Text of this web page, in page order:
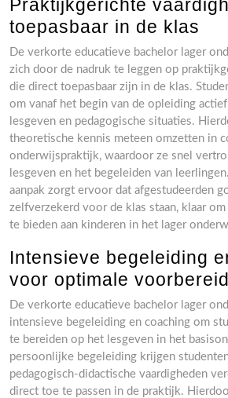
Praktijkgerichte
toepasbaar in de klas
De verkorte educatieve bachelor lager
zich door de nadruk te leggen op
die direct toepasbaar zijn in de klas.
om vanaf het begin van de opleiding
lesgeven en pedagogische situaties.
theoretische kennis meteen omzetten in
onderwijspraktijk, waardoor ze snel
lesgeven en het begeleiden van
aanpak zorgt ervoor dat afgestudeerden
zelfverzekerd voor de klas staan, klaar
te bieden aan kinderen in het lager
Intensieve begeleiding
voor optimale
De verkorte educatieve bachelor lager
intensieve begeleiding en coaching om
te bereiden op het lesgeven in het
persoonlijke begeleiding krijgen
pedagogisch-didactische vaardigheden
direct toe te passen in de praktijk.